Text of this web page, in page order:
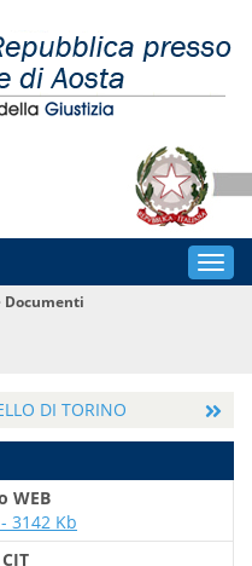
Documenti
DI TORINO
WEB
3142 Kb